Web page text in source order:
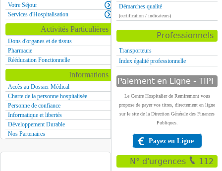
Votre Séjour
Services d'Hospitalisation
Activités Particulières
Dons d'organes et de tissus
Pharmacie
Rééducation Fonctionnelle
Informations
Accès au Dossier Médical
Charte de la personne hospitalisée
Personne de confiance
Informatique et libertés
Développement Durable
Nos Partenaires
Démarches qualité
(certification / indicateurs)
Professionnels
Transporteurs
Index égalité professionnelle
Paiement en Ligne - TIPI
Le Centre Hospitalier de Remiremont vous
propose de payer vos titres, directement en ligne
sur le site de la Direction Générale des Finances
Publiques.
Payez en Ligne
N° d'urgences 112